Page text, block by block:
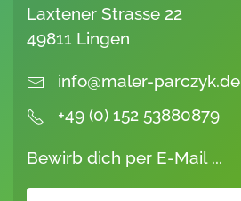
Laxtener Strasse 22
49811 Lingen
info@maler-parczyk.de
+49 (0) 152 53880879
Bewirb dich per E-Mail ...